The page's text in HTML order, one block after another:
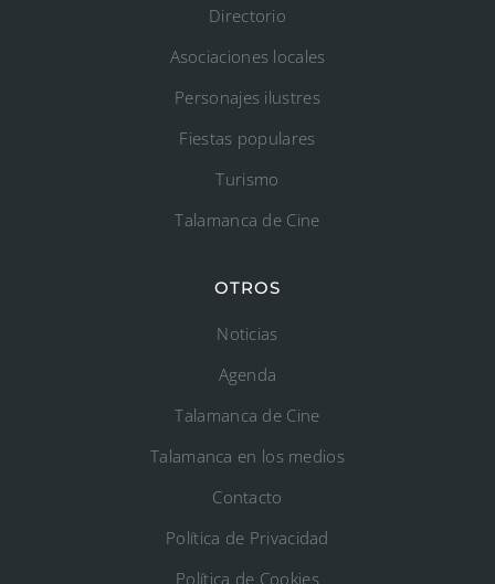
Directorio
Asociaciones locales
Personajes ilustres
Fiestas populares
Turismo
Talamanca de Cine
OTROS
Noticias
Agenda
Talamanca de Cine
Talamanca en los medios
Contacto
Política de Privacidad
Política de Cookies